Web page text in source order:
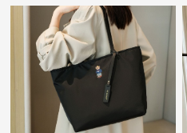
2WAY ヴィンテージ風